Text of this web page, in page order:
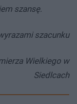
szansę.
szacunku
Wielkiego w
Siedlcach